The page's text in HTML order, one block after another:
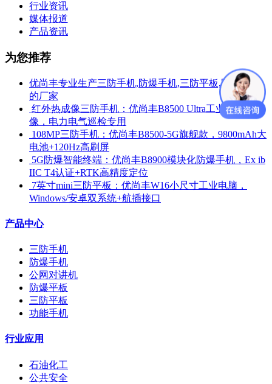
行业资讯
媒体报道
产品资讯
为您推荐
优尚丰专业生产三防手机,防爆手机,三防平板,防爆平板
的厂家
​ 红外热成像三防手机：优尚丰B8500 Ultra工业测温热成
像，电力电气巡检专用
​ 108MP三防手机：优尚丰B8500-5G旗舰款，9800mAh大
电池+120Hz高刷屏
​ 5G防爆智能终端：优尚丰B8900模块化防爆手机，Ex ib
IIC T4认证+RTK高精度定位
​ 7英寸mini三防平板：优尚丰W16小尺寸工业电脑，
Windows/安卓双系统+航插接口
产品中心
三防手机
防爆手机
公网对讲机
防爆平板
三防平板
功能手机
行业应用
石油化工
公共安全